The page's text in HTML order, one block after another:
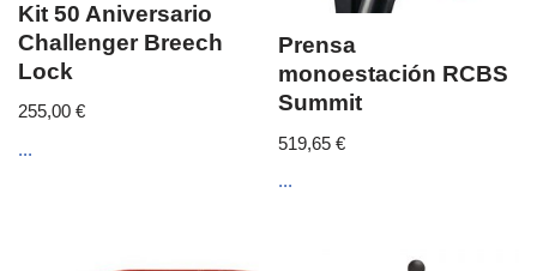
Kit 50 Aniversario
Challenger Breech
Lock
255,00 €
...
Prensa
monoestación RCBS
Summit
519,65€
...